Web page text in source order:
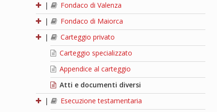
|
Fondaco di Valenza
|
Fondaco di Maiorca
|
Carteggio privato
Carteggio specializzato
Appendice al carteggio
Atti e documenti diversi
|
Esecuzione testamentaria